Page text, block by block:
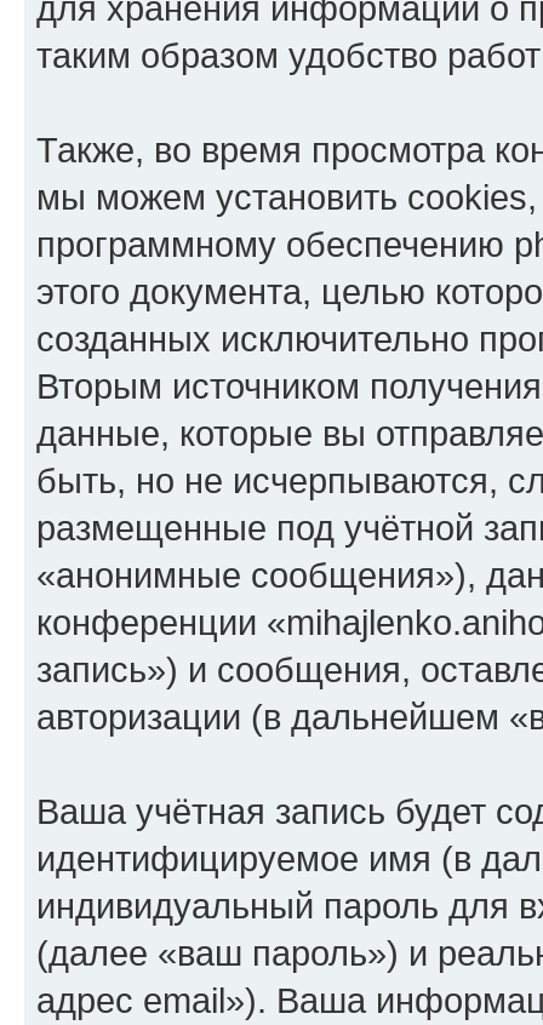
таким образом удобство
Также, во время просмотра
мы можем установить
программному обеспечению
этого документа, целью
созданных исключительно
Вторым источником
данные, которые вы
быть, но не исчерпываются,
размещенные под учётной
«анонимные сообщения»),
конференции
запись») и сообщения,
авторизации (в дальнейшем
Ваша учётная запись будет
идентифицируемое имя (в
индивидуальный пароль для
(далее «ваш пароль») и
адрес email»). Ваша